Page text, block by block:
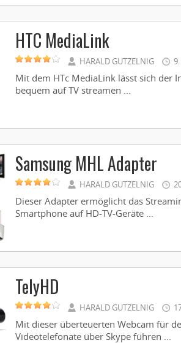
HTC MediaLink
HARALD GUTZELNIG
Mit dem HTc MediaLink lässt sich der
bequem auf TV streamen ...
Samsung MHL Adapter
HARALD GUTZELNIG
Dieser Adapter ermöglicht das
Smartphone auf HD-TV-Geräte ...
TelyHD
HARALD GUTZELNIG
Mit dieser überteuerten Webcam für
Videotelefonate über Skype führen ...